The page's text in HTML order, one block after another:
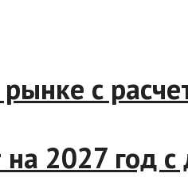
рынке с
2027